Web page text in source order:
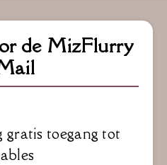
de MizFlurry
toegang tot